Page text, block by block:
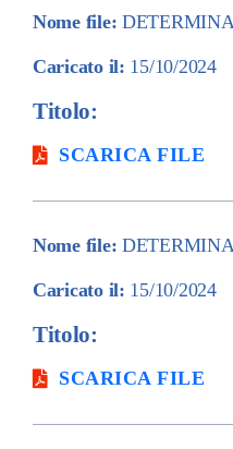
Nome file:
Caricato il: 15/10/2024
Titolo:
SCARICA FILE
Nome file:
Caricato il: 15/10/2024
Titolo:
SCARICA FILE